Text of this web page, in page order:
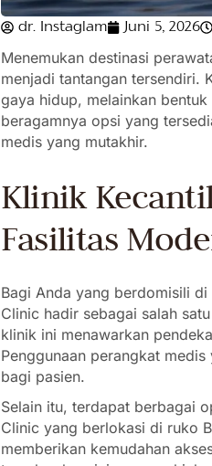
dr. Instaglam Juni 5, 2026
Menemukan destinasi
menjadi tantangan tersendiri.
gaya hidup, melainkan
beragamnya opsi yang
medis yang mutakhir.
Klinik
Fasilitas
Bagi Anda yang berdomisili
Clinic hadir sebagai salah
klinik ini menawarkan
Penggunaan perangkat
bagi pasien.
Selain itu, terdapat berbagai
Clinic yang berlokasi di ruko
memberikan kemudahan